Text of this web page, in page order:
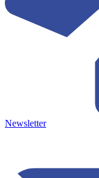
Newsletter